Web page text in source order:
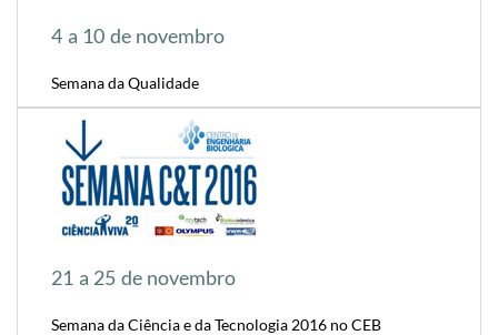
4 a 10 de novembro
Semana da Qualidade
21 a 25 de novembro
Semana da Ciência e da Tecnologia 2016 no CEB